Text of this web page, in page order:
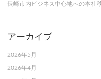
長崎市内ビジネス中心地への本社
アーカイブ
2026年5月
2026年4月